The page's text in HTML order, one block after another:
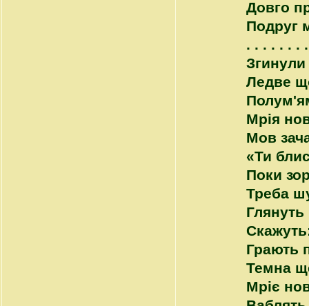
Довго
Подруг
. . . . . . .
Згинули
Ледве
Мрія
Мов
«Ти
Поки
Треба
Глянуть
Грають
Темна
Мріє